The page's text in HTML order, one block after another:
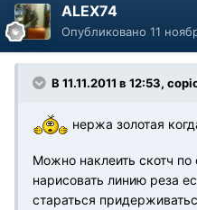
ALEX74
Опубликовано 11
В 11.11.2011 в 12:53,
нержа золотая
Можно наклеить скотч
нарисовать линию реза
стараться